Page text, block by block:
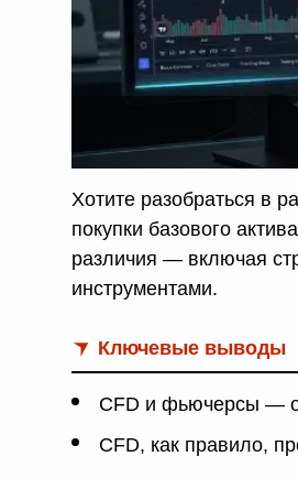
Хотите разобраться в
покупки базового
различия — включая
инструментами.
Ключевые выводы
CFD и фьючерсы —
CFD, как правило,